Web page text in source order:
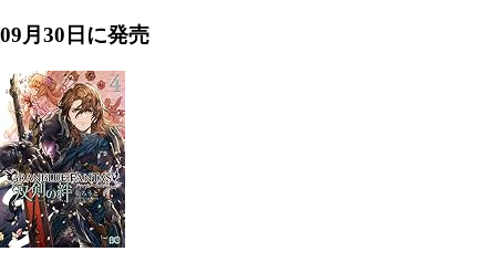
09月30日 に発売